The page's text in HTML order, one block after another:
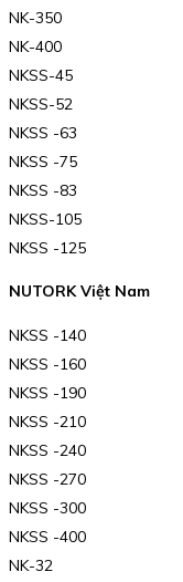
NK-350
NK-400
NKSS-45
NKSS-52
NKSS -63
NKSS -75
NKSS -83
NKSS-105
NKSS -125
NUTORK Việt Nam
NKSS -140
NKSS -160
NKSS -190
NKSS -210
NKSS -240
NKSS -270
NKSS -300
NKSS -400
NK-32